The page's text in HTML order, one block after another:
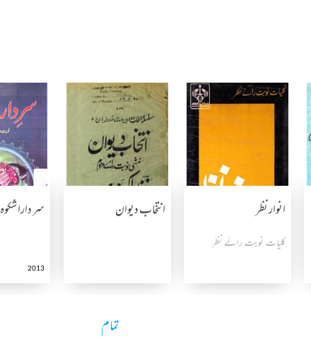
انوار نظر
کلیات نوبت رائے نظر
انتخاب دیوان سر دارا شکوہ
2013
تمام